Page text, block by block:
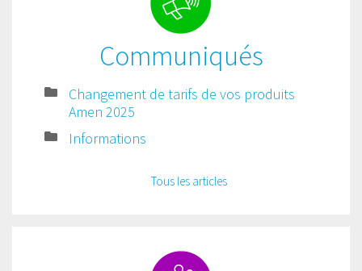
Communiqués
Changement de tarifs de vos produits
Amen 2025
Informations
Tous les articles